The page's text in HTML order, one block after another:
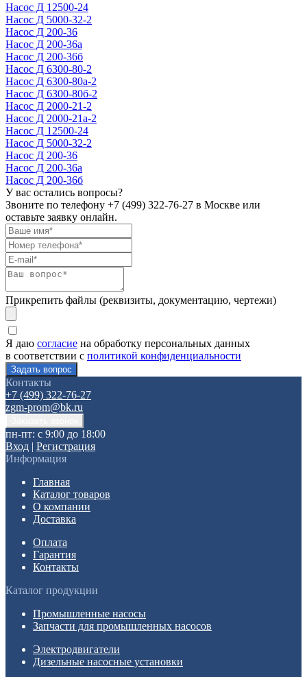
Насос Д 12500-24
Насос Д 5000-32-2
Насос Д 200-36
Насос Д 200-36а
Насос Д 200-36б
Насос Д 6300-80-2
Насос Д 6300-80а-2
Насос Д 6300-80б-2
Насос Д 2000-21-2
Насос Д 2000-21а-2
Насос Д 12500-24
Насос Д 5000-32-2
Насос Д 200-36
Насос Д 200-36а
Насос Д 200-36б
У вас остались вопросы?
Звоните по телефону +7 (499) 322-76-27 в Москве или
оставьте заявку онлайн.
Прикрепить файлы (реквизиты, документацию, чертежи)
Я даю согласие на обработку персональных данных
в соответствии с политикой конфиденциальности
Контакты
+7 (499) 322-76-27
zgm-prom@bk.ru
пн-пт: с 9:00 до 18:00
Вход | Регистрация
Информация
Главная
Каталог товаров
О компании
Доставка
Оплата
Гарантия
Контакты
Каталог продукции
Промышленные насосы
Запчасти для промышленных насосов
Электродвигатели
Дизельные насосные установки